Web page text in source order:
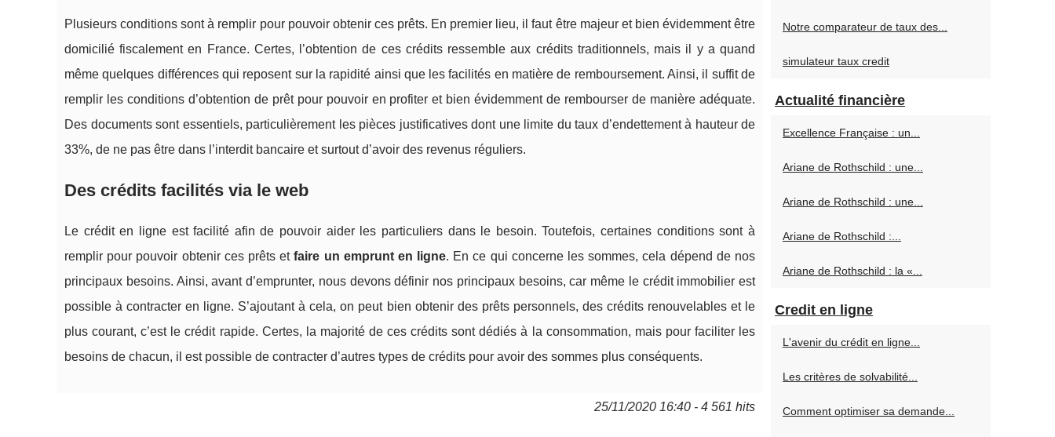
Plusieurs conditions sont à remplir pour pouvoir obtenir ces prêts. En premier lieu, il faut être majeur et bien évidemment être
domicilié fiscalement en France. Certes, l’obtention de ces crédits ressemble aux crédits traditionnels, mais il y a quand
même quelques différences qui reposent sur la rapidité ainsi que les facilités en matière de remboursement. Ainsi, il suffit de
remplir les conditions d’obtention de prêt pour pouvoir en profiter et bien évidemment de rembourser de manière adéquate.
Des documents sont essentiels, particulièrement les pièces justificatives dont une limite du taux d’endettement à hauteur de
33%, de ne pas être dans l’interdit bancaire et surtout d’avoir des revenus réguliers.
Des crédits facilités via le web
Le crédit en ligne est facilité afin de pouvoir aider les particuliers dans le besoin. Toutefois, certaines conditions sont à
remplir pour pouvoir obtenir ces prêts etfaire un emprunt en ligne. En ce qui concerne les sommes, cela dépend de nos
principaux besoins. Ainsi, avant d’emprunter, nous devons définir nos principaux besoins, car même le crédit immobilier est
possible à contracter en ligne. S’ajoutant à cela, on peut bien obtenir des prêts personnels, des crédits renouvelables et le
plus courant, c’est le crédit rapide. Certes, la majorité de ces crédits sont dédiés à la consommation, mais pour faciliter les
besoins de chacun, il est possible de contracter d’autres types de crédits pour avoir des sommes plus conséquents.
25/11/2020 16:40 - 4 561 hits
Notre comparateur de taux des...
simulateur taux credit
Actualité financière
Excellence Française : un...
Ariane de Rothschild : une...
Ariane de Rothschild : une...
Ariane de Rothschild :...
Ariane de Rothschild : la «...
Credit en ligne
L'avenir du crédit en ligne...
Les critères de solvabilité...
Comment optimiser sa demande...